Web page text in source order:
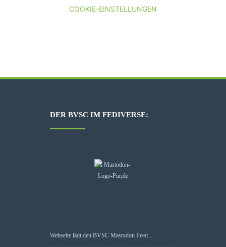
COOKIE-EINSTELLUNGEN
DER BVSC IM FEDIVERSE:
Webseite lädt den BVSC Mastodon Feed...